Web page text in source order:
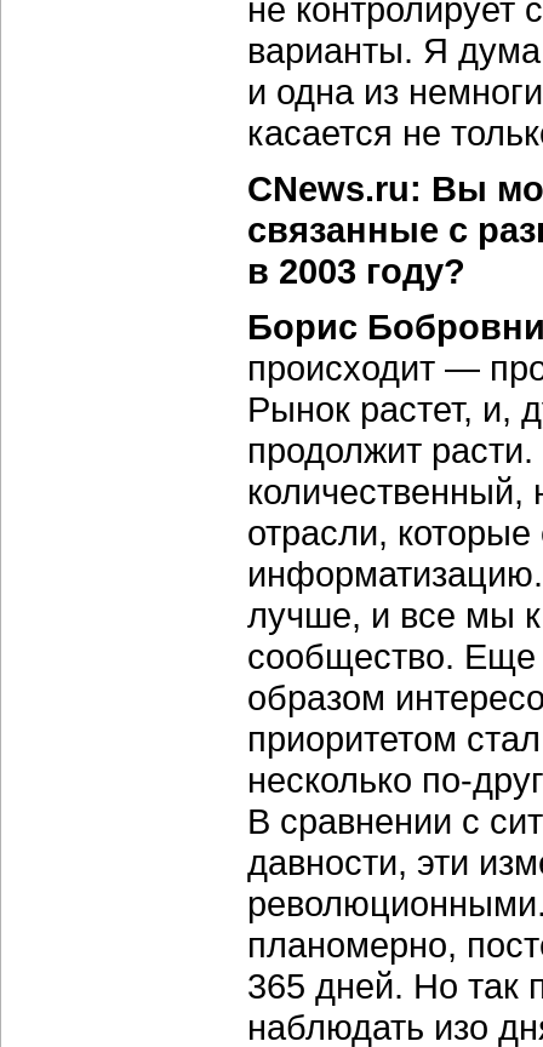
не
варианты. Я
и одна из
касается не
CNews.ru: Вы
связанные с
в 2003 году?
Борис
происходит —
Рынок растет,
продолжит
количественный,
отрасли,
лучше, и все мы
сообщество. Еще
образом
приоритетом
несколько по-
В сравнении с
давности, эти
планомерно,
365 дней. Но так
наблюдать изо